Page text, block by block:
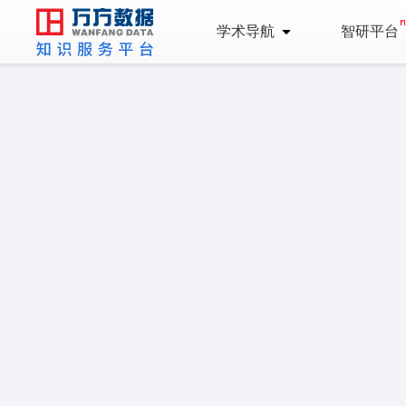
学术导航 智研平台